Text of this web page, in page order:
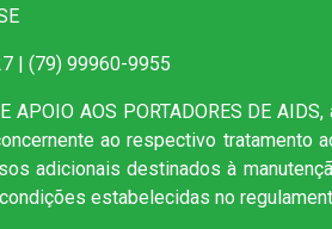
| (79) 99960-9955
APOIO AOS PORTADORES DE
ao respectivo tratamento
adicionais destinados à
estabelecidas no